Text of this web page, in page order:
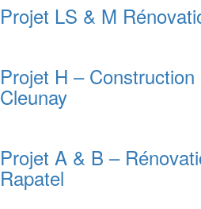
Projet LS & M
Projet H –
Cleunay
Projet A & B –
Rapatel